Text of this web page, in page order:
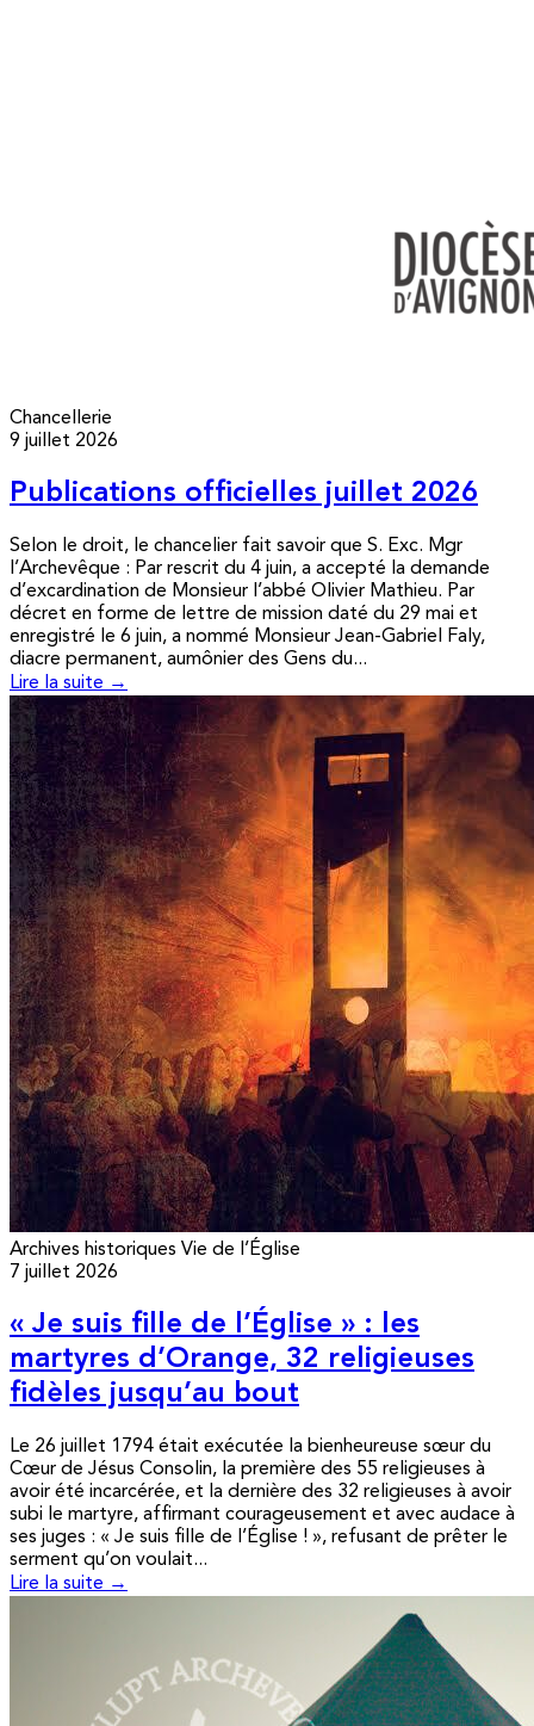
Chancellerie
9 juillet 2026
Publications officielles juillet 2026
Selon le droit, le chancelier fait savoir que S. Exc. Mgr
l’Archevêque : Par rescrit du 4 juin, a accepté la demande
d’excardination de Monsieur l’abbé Olivier Mathieu. Par
décret en forme de lettre de mission daté du 29 mai et
enregistré le 6 juin, a nommé Monsieur Jean-Gabriel Faly,
diacre permanent, aumônier des Gens du...
Lire la suite →
Archives historiques Vie de l’Église
7 juillet 2026
« Je suis fille de l’Église » : les
martyres d’Orange, 32 religieuses
fidèles jusqu’au bout
Le 26 juillet 1794 était exécutée la bienheureuse sœur du
Cœur de Jésus Consolin, la première des 55 religieuses à
avoir été incarcérée, et la dernière des 32 religieuses à avoir
subi le martyre, affirmant courageusement et avec audace à
ses juges : « Je suis fille de l’Église ! », refusant de prêter le
serment qu’on voulait...
Lire la suite →